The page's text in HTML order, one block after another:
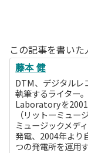
この記事を書いた
藤本 健
DTM、デジタルレ
執筆するライター
Laboratoryを2001
（リットーミュ
ミュージックメデ
発電、2004年より
つの発電所を運用